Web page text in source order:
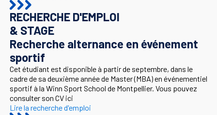
RECHERCHE D'EMPLOI
& STAGE
Recherche alternance en événement
sportif
Cet étudiant est disponible à partir de septembre, dans le
cadre de sa deuxième année de Master (MBA) en événementiel
sportif à la Winn Sport School de Montpellier. Vous pouvez
consulter son CV ici
Lire la recherche d'emploi